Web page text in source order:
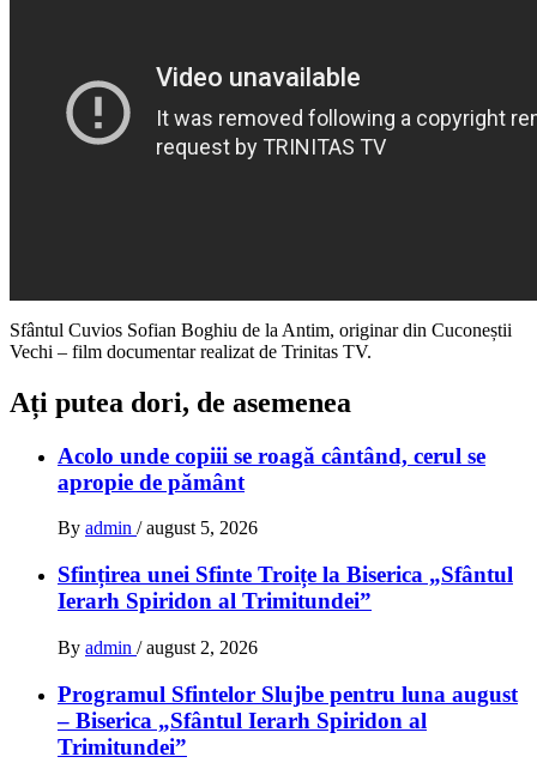
Sfântul Cuvios Sofian Boghiu de la Antim, originar din Cuconeștii
Vechi – film documentar realizat de Trinitas TV.
Ați putea dori, de asemenea
Acolo unde copiii se roagă cântând, cerul se
apropie de pământ
By admin / august 5, 2026
Sfințirea unei Sfinte Troițe la Biserica „Sfântul
Ierarh Spiridon al Trimitundei”
By admin / august 2, 2026
Programul Sfintelor Slujbe pentru luna august
– Biserica „Sfântul Ierarh Spiridon al
Trimitundei”